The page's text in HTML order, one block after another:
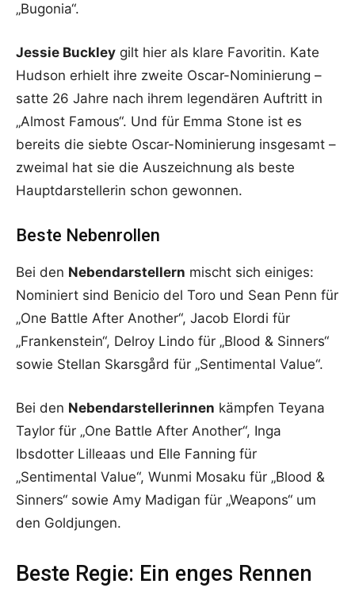
„Bugonia“.
Jessie Buckley gilt hier als klare Favoritin. Kate
Hudson erhielt ihre zweite Oscar-Nominierung –
satte 26 Jahre nach ihrem legendären Auftritt in
„Almost Famous“. Und für Emma Stone ist es
bereits die siebte Oscar-Nominierung insgesamt –
zweimal hat sie die Auszeichnung als beste
Hauptdarstellerin schon gewonnen.
Beste Nebenrollen
Bei den Nebendarstellern mischt sich einiges:
Nominiert sind Benicio del Toro und Sean Penn für
„One Battle After Another“, Jacob Elordi für
„Frankenstein“, Delroy Lindo für „Blood & Sinners“
sowie Stellan Skarsgård für „Sentimental Value“.
Bei den Nebendarstellerinnen kämpfen Teyana
Taylor für „One Battle After Another“, Inga
Ibsdotter Lilleaas und Elle Fanning für
„Sentimental Value“, Wunmi Mosaku für „Blood &
Sinners“ sowie Amy Madigan für „Weapons“ um
den Goldjungen.
Beste Regie: Ein enges Rennen